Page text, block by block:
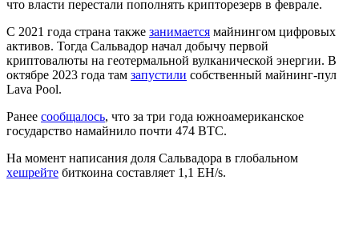
что власти перестали пополнять крипторезерв в феврале.
С 2021 года страна также занимается майнингом цифровых
активов. Тогда Сальвадор начал добычу первой
криптовалюты на геотермальной вулканической энергии. В
октябре 2023 года там запустили собственный майнинг-пул
Lava Pool.
Ранее сообщалось, что за три года южноамериканское
государство намайнило почти 474 BTC.
На момент написания доля Сальвадора в глобальном
хешрейте биткоина составляет 1,1 EH/s.